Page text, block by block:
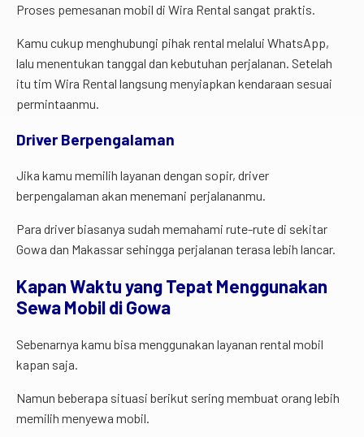
Proses pemesanan mobil di Wira Rental sangat praktis.
Kamu cukup menghubungi pihak rental melalui WhatsApp,
lalu menentukan tanggal dan kebutuhan perjalanan. Setelah
itu tim Wira Rental langsung menyiapkan kendaraan sesuai
permintaanmu.
Driver Berpengalaman
Jika kamu memilih layanan dengan sopir, driver
berpengalaman akan menemani perjalananmu.
Para driver biasanya sudah memahami rute-rute di sekitar
Gowa dan Makassar sehingga perjalanan terasa lebih lancar.
KapanWaktuyangTepat Menggunakan
SewaMobildiGowa
Sebenarnya kamu bisa menggunakan layanan rental mobil
kapan saja.
Namun beberapa situasi berikut sering membuat orang lebih
memilih menyewa mobil.